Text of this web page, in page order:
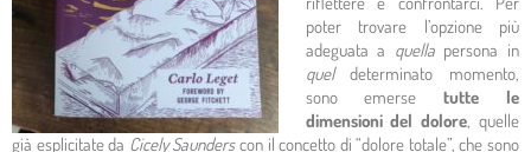
poter trovare l’opzione più
adeguata a quellapersona in
queldeterminato momento,
sono emerse tutte le
dimensioni del dolore , quelle
già esplicitate da Cicely Saunderscon il concetto di “dolore totale”, che sono